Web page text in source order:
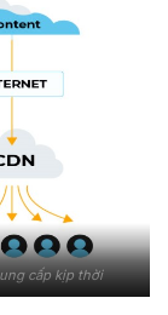
cấp kịp thời